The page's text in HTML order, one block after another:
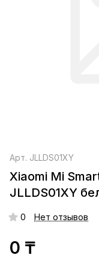
Арт. JLLDS01XY
Xiaomi Mi
JLLDS01XY
0 Нет отзывов
0 ₸